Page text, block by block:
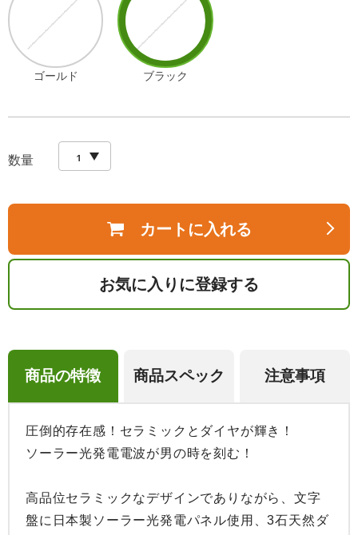
ゴールド ブラック
数量
カートに入れる
お気に入りに登録する
商品の特徴 商品スペック 注意事項
圧倒的存在感！セラミックとダイヤが輝き！
ソーラー光発電電波が男の時を刻む！
高品位セラミックなデザインでありながら、文字
盤に日本製ソーラー光発電パネル使用、3石天然ダ